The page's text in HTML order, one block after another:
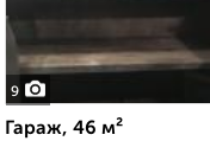
9
Гараж, 46 м²